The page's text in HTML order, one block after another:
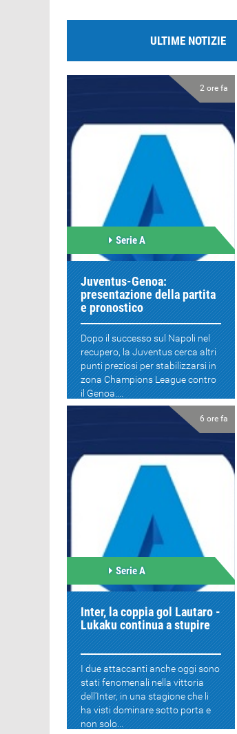
ULTIME NOTIZIE
2 ore fa
Serie A
Juventus-Genoa:
presentazione della partita
e pronostico
Dopo il successo sul Napoli nel
recupero, la Juventus cerca altri
punti preziosi per stabilizzarsi in
zona Champions League contro
il Genoa....
6 ore fa
Serie A
Inter, la coppia gol Lautaro -
Lukaku continua a stupire
I due attaccanti anche oggi sono
stati fenomenali nella vittoria
dell'Inter, in una stagione che li
ha visti dominare sotto porta e
non solo...